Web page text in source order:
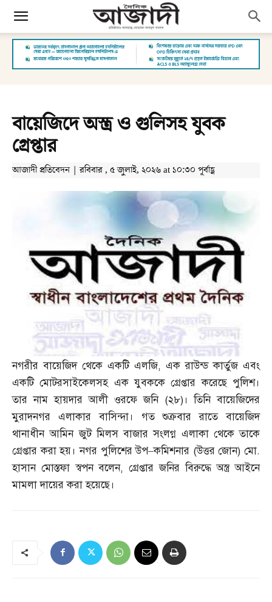
বায়েজিদে অস্ত্র ও গুলিসহ যুবক
গ্রেপ্তার
আজাদী প্রতিবেদন | রবিবার , ৫ জুলাই, ২০২৬ at ১০:৩০ পূর্বাহ্ণ
নগরীর বায়েজিদ থেকে একটি এলজি, এক রাউন্ড কার্তুজ এবং
একটি মোটরসাইকেলসহ এক যুবককে গ্রেপ্তার করেছে পুলিশ।
তার নাম হায়দার আলী ওরফে জনি (২৮)। তিনি বায়েজিদের
মুরাদনগর এলাকার বাসিন্দা। গত শুক্রবার রাতে বায়েজিদ
থানাধীন আমিন জুট মিলস বাজার সংলগ্ন এলাকা থেকে তাকে
গ্রেপ্তার করা হয়। নগর পুলিশের উপ–কমিশনার (উত্তর জোন) মো.
হাসান মোস্তফা স্বপন বলেন, গ্রেপ্তার জনির বিরুদ্ধে অস্ত্র আইনে
মামলা দায়ের করা হয়েছে।